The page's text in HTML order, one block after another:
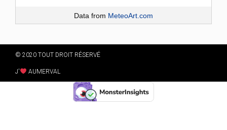
Data from MeteoArt.com
© 2020 TOUT DROIT RÉSERVÉ
J' AUMERVAL